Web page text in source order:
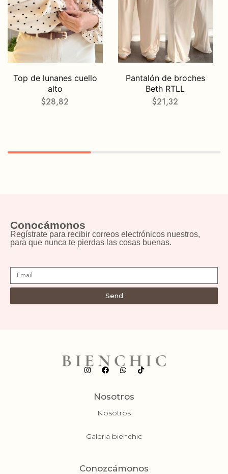
Top de lunanes cuello
alto
$28,82
Pantalón de broches
Beth RTLL
$21,32
Conocámonos
Regístrate para recibir correos electrónicos nuestros,
para que nunca te pierdas las cosas buenas.
Send
Nosotros
Nosotros
Galeria bienchic
Conozcámonos